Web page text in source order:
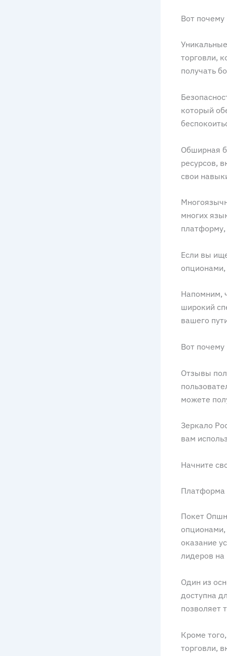
Вот
торговли,
получать
который
Обширная
ресурсов,
свои
многих
платформу,
Если вы
опционами,
Напомним,
широкий
вашего
Вот
Отзывы
можете
Зеркало
вам
Начните
Платформа
Покет
оказание
лидеров
Один из
доступна
позволяет
Кроме
торговли,